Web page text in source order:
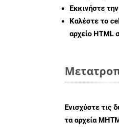
Εκκινήστε την
Καλέστε το
αρχείο HTML
Ενισχύστε τις
τα αρχεία